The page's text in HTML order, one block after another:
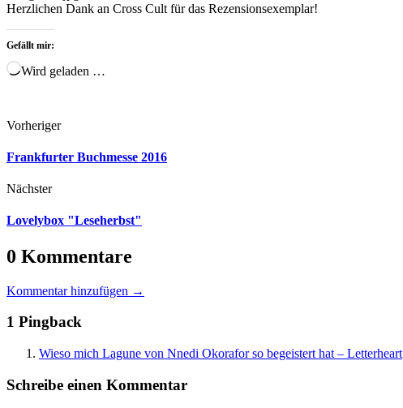
Herzlichen Dank an Cross Cult für das Rezensionsexemplar!
Gefällt mir:
Wird geladen …
Vorheriger
Frankfurter Buchmesse 2016
Nächster
Lovelybox "Leseherbst"
0 Kommentare
Kommentar hinzufügen →
1 Pingback
Wieso mich Lagune von Nnedi Okorafor so begeistert hat – Letterheart
Schreibe einen Kommentar